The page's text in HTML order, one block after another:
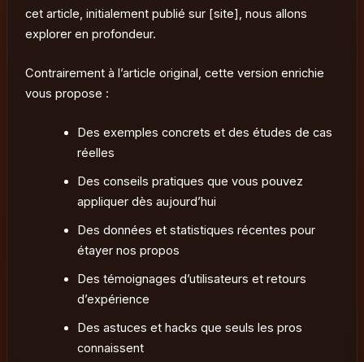
cet article, initialement publié sur [site], nous allons
explorer en profondeur.
Contrairement à l’article original, cette version enrichie
vous propose :
Des exemples concrets et des études de cas
réelles
Des conseils pratiques que vous pouvez
appliquer dès aujourd’hui
Des données et statistiques récentes pour
étayer nos propos
Des témoignages d’utilisateurs et retours
d’expérience
Des astuces et hacks que seuls les pros
connaissent